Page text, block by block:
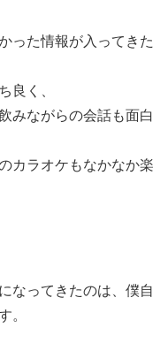
った情報が入ってきた
良く、
みながらの会話も面白
カラオケもなかなか楽
なってきたのは、僕自
。